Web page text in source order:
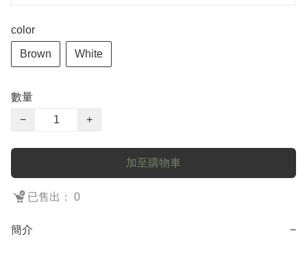
color
Brown White
數量
−
+
加至購物車
已售出： 0
簡介 −